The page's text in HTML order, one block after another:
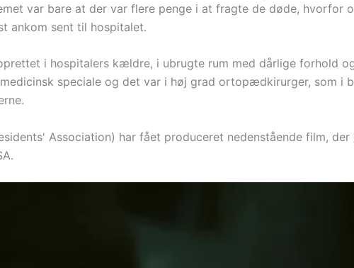
var bare at der var flere penge i at fragte de døde, hvorfor
ankom sent til hospitalet.
i hospitalers kældre, i ubrugte rum med dårlige forhold
speciale og det var i høj grad ortopædkirurger, som i
Association) har fået produceret nedenstående film,